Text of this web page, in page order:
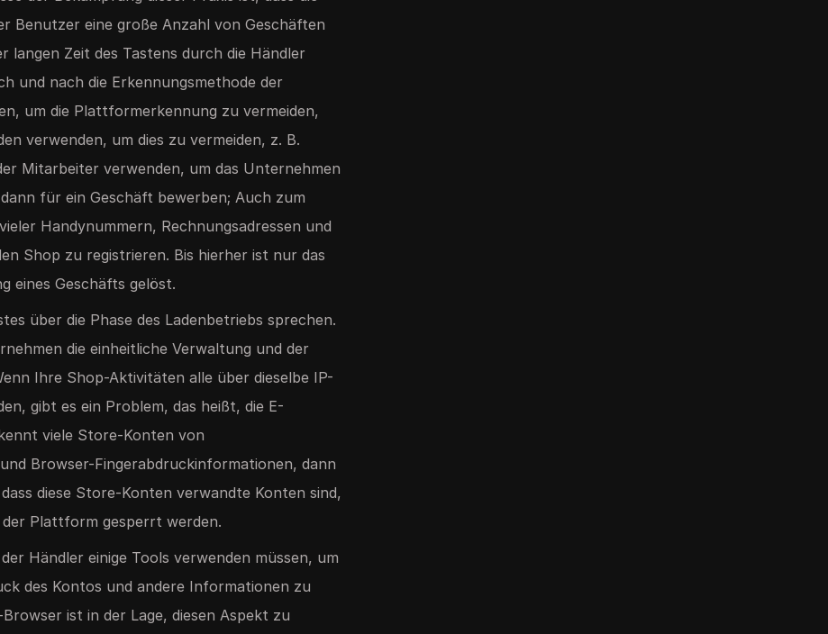
Benutzer eine große Anzahl von Geschäften
langen Zeit des Tastens durch die Händler
und nach die Erkennungsmethode der
um die Plattformerkennung zu vermeiden,
verwenden, um dies zu vermeiden, z. B.
Mitarbeiter verwenden, um das Unternehmen
für ein Geschäft bewerben; Auch zum
Handynummern, Rechnungsadressen und
Shop zu registrieren. Bis hierher ist nur das
eines Geschäfts gelöst.
über die Phase des Ladenbetriebs sprechen.
die einheitliche Verwaltung und der
Ihre Shop-Aktivitäten alle über dieselbe IP-
gibt es ein Problem, das heißt, die E-
viele Store-Konten von
Browser-Fingerabdruckinformationen, dann
diese Store-Konten verwandte Konten sind,
Plattform gesperrt werden.
Händler einige Tools verwenden müssen, um
des Kontos und andere Informationen zu
ist in der Lage, diesen Aspekt zu